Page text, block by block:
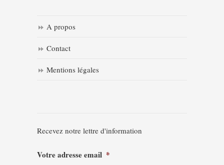
A propos
Contact
Mentions légales
Recevez notre lettre d'information
Votre adresse email *